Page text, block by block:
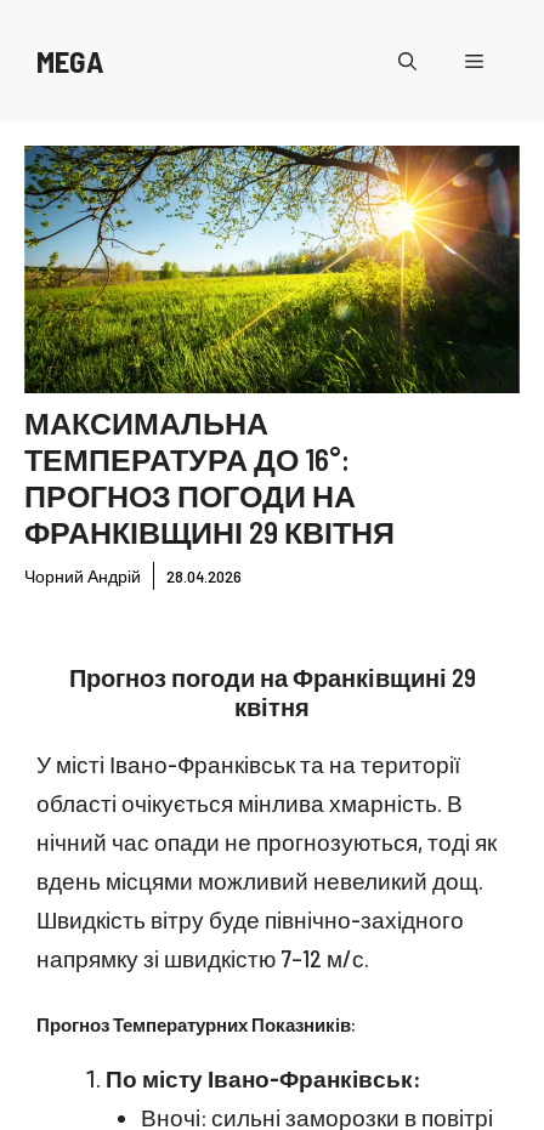
MEGA Меню
МАКСИМАЛЬНА
ТЕМПЕРАТУРА ДО 16°:
ПРОГНОЗ ПОГОДИ НА
ФРАНКІВЩИНІ 29 КВІТНЯ
Чорний Андрій 28.04.2026
Прогноз погоди на Франківщині 29
квітня
У місті Івано-Франківськ та на території
області очікується мінлива хмарність. В
нічний час опади не прогнозуються, тоді як
вдень місцями можливий невеликий дощ.
Швидкість вітру буде північно-західного
напрямку зі швидкістю 7–12 м/с.
Прогноз Температурних Показників:
По місту Івано-Франківськ:
Вночі: сильні заморозки в повітрі